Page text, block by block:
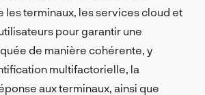
les terminaux, les services cloud et
pour garantir une
de manière cohérente, y
multifactorielle, la
aux terminaux, ainsi que